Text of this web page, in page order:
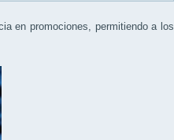
en promociones, permitiendo a los